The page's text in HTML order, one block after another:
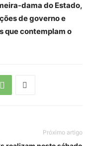
dama do Estado,
de governo e
que contemplam o
Próximo artigo